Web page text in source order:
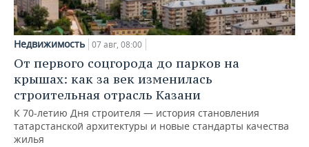
Недвижимость 07 авг, 08:00
От первого соцгорода до парков на
крышах: как за век изменилась
строительная отрасль Казани
К 70-летию Дня строителя — история становления
татарстанской архитектуры и новые стандарты качества
жилья